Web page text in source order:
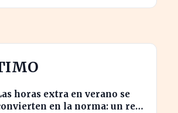
horas extra en verano se
en la norma: un reto